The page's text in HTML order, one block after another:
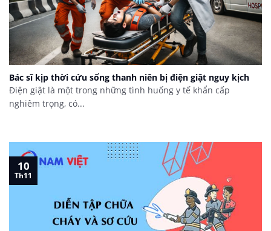
Bác sĩ kịp thời cứu sống thanh niên bị điện giật nguy kịch
Điện giật là một trong những tình huống y tế khẩn cấp
nghiêm trọng, có...
10
Th11